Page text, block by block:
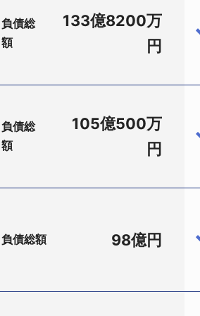
取引先の信用リスク増加等を受け
失に繰入れ、439億7600万円の四半
況が存在している」と報告してい
ード:400028000、名古屋市中区）
運航路線を構築している。航空機
期末時点）し、運航乗務員や機体整
ていたが、資金を確保できずキャン
の全日本空輸（株）（TSR企業コー
で投資ファンドからの資金調達も
設立された。
、ショッピングモールが完成した
した。しかし、計画時との経済環境
4期連続で赤字を計上し、25年3月
業コード：512071853、蒲郡市）に
事業を行う「ラグーナフェスティバ
、蒲郡市）へ事業譲渡。当社
金900万円、黄秀榕社長）は7月3
務超過の状態に陥り、現役員を中心
負債総
額
133億8200万
円
本金3億7800万円、山本高秀社
あげていた。
々に減少、採算も低下して出版不況
削減で補填できず、傘下の書店子会
負債総
額
105億500万
円
、荒井正吾理事長、従業員10名）は
負債総額 98億円